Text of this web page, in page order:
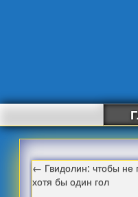
← Гвидолин: чтобы не
хотя бы один гол